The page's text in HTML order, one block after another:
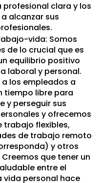
clara y los
alcanzar sus
vida: Somos
de lo crucial que es
equilibrio positivo
laboral y personal.
los empleados a
tiempo libre para
y perseguir sus
y ofrecemos
trabajo flexibles,
de trabajo remoto
y otros
que tener un
entre el
vida personal hace